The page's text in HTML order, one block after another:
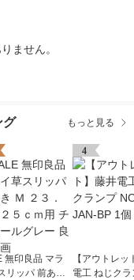
ません。
グ もっと見る
無印良品 マラ
リッパ 前あき
4
【アウトレッ
電工 ねじク